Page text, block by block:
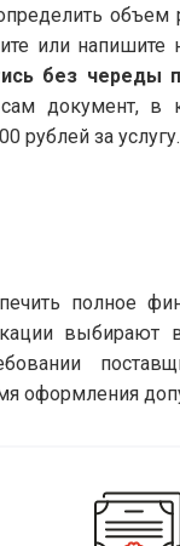
объем
или
без череды
сам документ, в
рублей за услугу.
полное
выбирают
оформления